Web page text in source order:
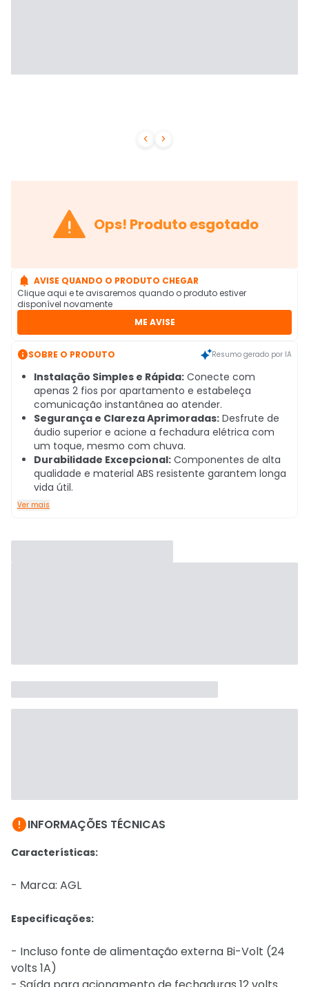
 
 Ops! Produto esgotado
 AVISE QUANDO O PRODUTO CHEGAR
Clique aqui e te avisaremos quando o produto estiver
disponível novamente
ME AVISE
SOBRE O PRODUTO Resumo gerado por IA
Instalação Simples e Rápida: Conecte com
apenas 2 fios por apartamento e estabeleça
comunicação instantânea ao atender.
Segurança e Clareza Aprimoradas: Desfrute de
áudio superior e acione a fechadura elétrica com
um toque, mesmo com chuva.
Durabilidade Excepcional: Componentes de alta
qualidade e material ABS resistente garantem longa
vida útil.
Ver mais
INFORMAÇÕES TÉCNICAS
Características:
- Marca: AGL
Especificações:
- Incluso fonte de alimentação externa Bi-Volt (24
volts 1A)